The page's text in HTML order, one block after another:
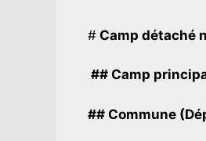
# Camp détaché
## Camp
## Commune